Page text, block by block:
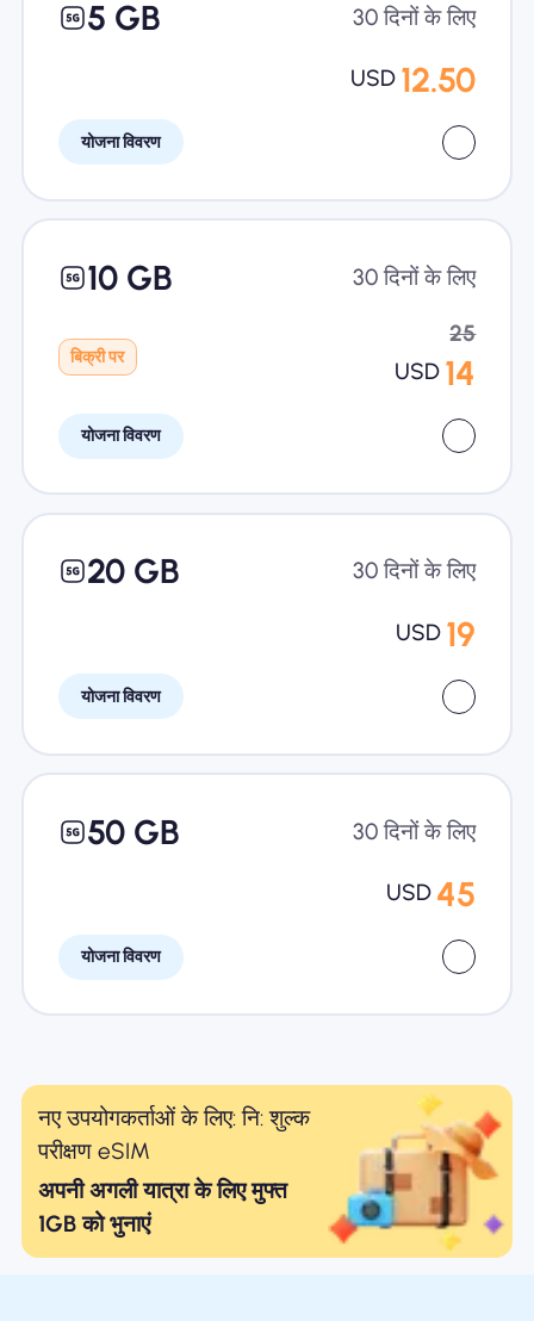
5 GB 30 दिनों के लिए
USD 12.50
योजना विवरण
10 GB 30 दिनों के लिए
बिक्री पर
25
USD 14
योजना विवरण
20 GB 30 दिनों के लिए
USD 19
योजना विवरण
50 GB 30 दिनों के लिए
USD 45
योजना विवरण
नए उपयोगकर्ताओं के लिए: नि: शुल्क
परीक्षण eSIM
अपनी अगली यात्रा के लिए मुफ्त
1GB को भुनाएं